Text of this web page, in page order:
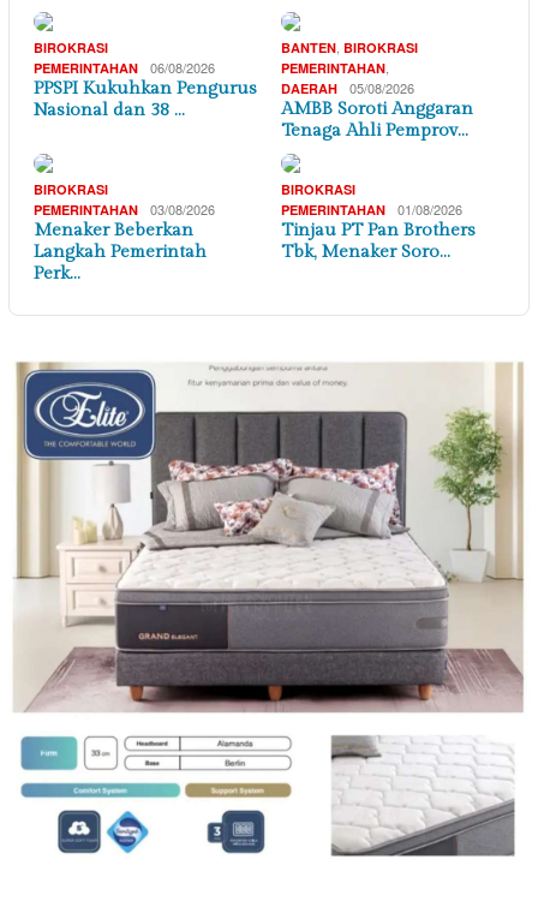
BIROKRASI
PEMERINTAHAN
06/08/2026
PPSPI Kukuhkan Pengurus
Nasional dan 38 …
BANTEN BIROKRASI
PEMERINTAHAN
DAERAH 05/08/2026
AMBB Soroti Anggaran
Tenaga Ahli Pemprov…
BIROKRASI
PEMERINTAHAN
03/08/2026
Menaker Beberkan
Langkah Pemerintah
Perk…
BIROKRASI
PEMERINTAHAN
01/08/2026
Tinjau PT Pan Brothers
Tbk, Menaker Soro…